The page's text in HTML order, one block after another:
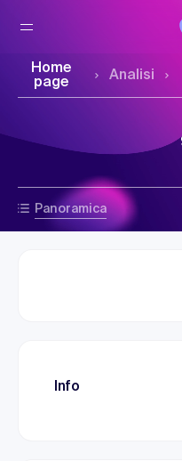
Home
page
Analisi
Panoramica
Info